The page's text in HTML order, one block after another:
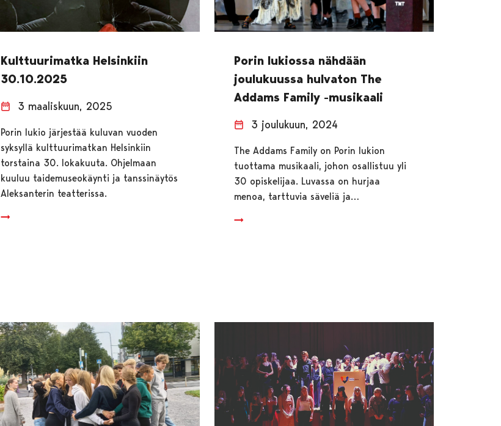
Kulttuurimatka Helsinkiin
30.10.2025
3 maaliskuun, 2025
Porin lukio järjestää kuluvan vuoden
syksyllä kulttuurimatkan Helsinkiin
torstaina 30. lokakuuta. Ohjelmaan
kuuluu taidemuseokäynti ja tanssinäytös
Aleksanterin teatterissa.
Porin lukiossa nähdään
joulukuussa hulvaton The
Addams Family -musikaali
3 joulukuun, 2024
The Addams Family on Porin lukion
tuottama musikaali, johon osallistuu yli
30 opiskelijaa. Luvassa on hurjaa
menoa, tarttuvia säveliä ja…